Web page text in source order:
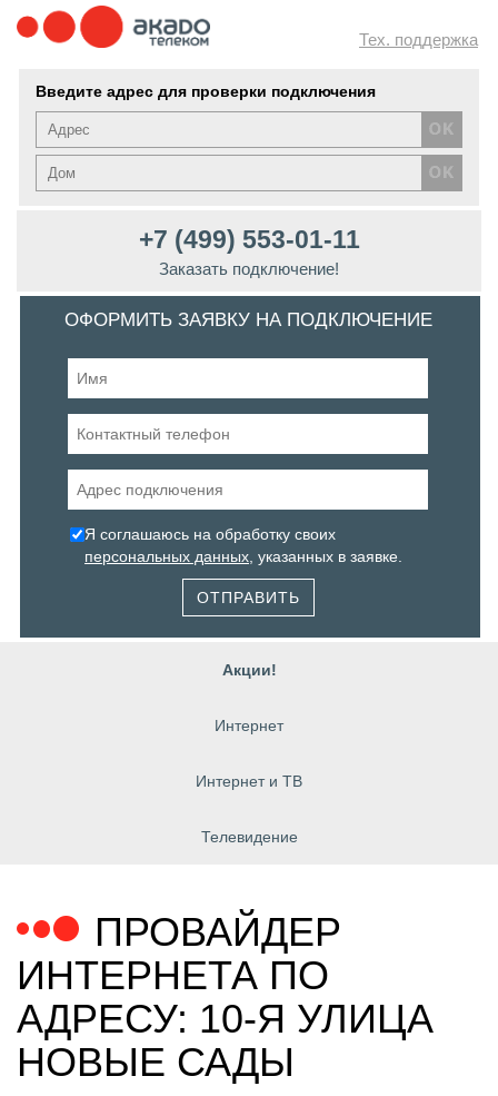
Тех. поддержка
Введите адрес для проверки подключения
+7 (499) 553-01-11
Заказать подключение!
ОФОРМИТЬ ЗАЯВКУ НА ПОДКЛЮЧЕНИЕ
Я соглашаюсь на обработку своих
персональных данных , указанных в заявке.
ОТПРАВИТЬ
Акции!
Интернет
Интернет и ТВ
Телевидение
ПРОВАЙДЕР
ИНТЕРНЕТА ПО
АДРЕСУ: 10-Я УЛИЦА
НОВЫЕ САДЫ